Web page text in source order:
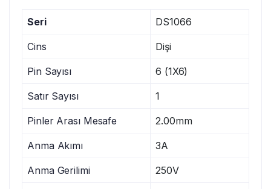
Seri DS1066
Cins Dişi
Pin Sayısı 6 (1X6)
Satır Sayısı 1
Pinler Arası Mesafe 2.00mm
Anma Akımı 3A
Anma Gerilimi 250V